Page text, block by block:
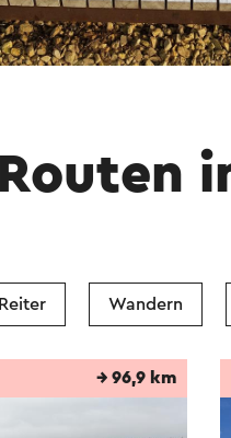
Routen
Reiter Wandern
→ 96,9 km